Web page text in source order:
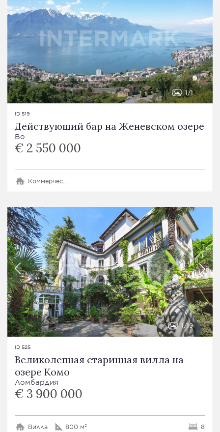
1 1
ID 519
Действующий бар на Женевском озере
Во
€ 2 550 000
Коммерческий объект
1 19
ID 525
Великолепная старинная вилла на
озере Комо
Ломбардия
€ 3 900 000
Вилла 800 м² 8